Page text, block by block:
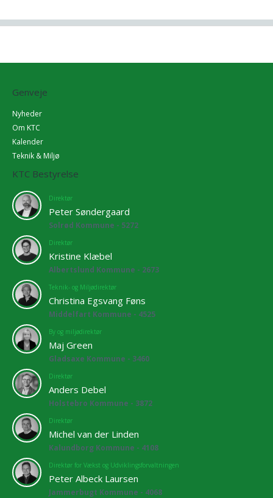
Genveje
Nyheder
Om KTC
Kalender
Teknik & Miljø
KTC Bestyrelse
Direktør
Peter Søndergaard
Solrød Kommune - 5272
Direktør
Kristine Klæbel
Albertslund Kommune - 2673
Teknik- og Miljødirektør
Christina Egsvang Føns
Middelfart Kommune - 4525
By og miljødirektør
Maj Green
Gladsaxe Kommune - 3460
Direktør
Anders Debel
Holstebro Kommune - 3872
Direktør
Michel van der Linden
Kalundborg Kommune - 4108
Direktør for Vækst og Udviklingsforvaltningen
Peter Albeck Laursen
Jammerbugt Kommune - 4068